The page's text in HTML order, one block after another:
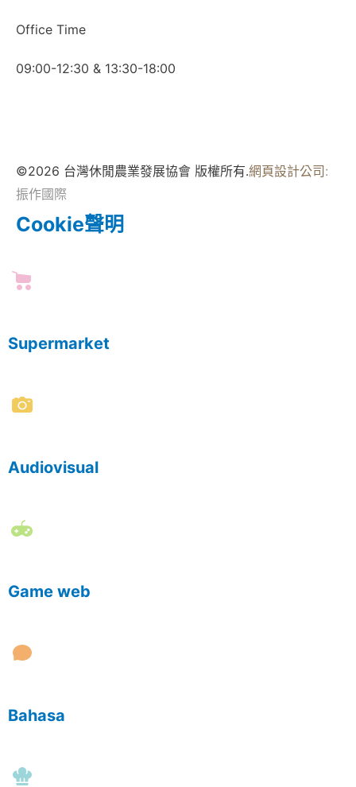
Office Time
09:00-12:30 & 13:30-18:00
©2026 台灣休閒農業發展協會 版權所有.網頁設計公司 :
振作國際
Cookie聲明
Supermarket
Audiovisual
Game web
Bahasa